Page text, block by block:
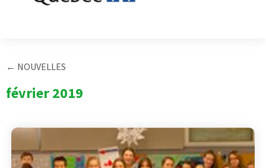
← NOUVELLES
février 2019
Page Page Page Page Page